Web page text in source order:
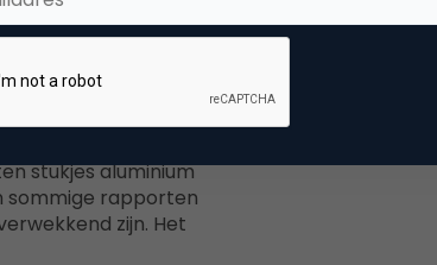
door minder te
stukjes aluminium
sommige rapporten
zijn. Het